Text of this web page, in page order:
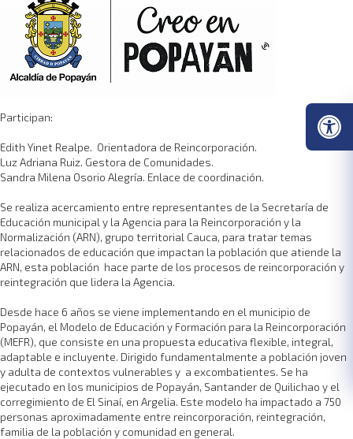
Participan:
Edith Yinet Realpe. Orientadora de Reincorporación.
Luz Adriana Ruiz. Gestora de Comunidades.
Sandra Milena Osorio Alegría. Enlace de coordinación.
Se realiza acercamiento entre representantes de la Secretaría de
Educación municipal y la Agencia para la Reincorporación y la
Normalización (ARN), grupo territorial Cauca, para tratar temas
relacionados de educación que impactan la población que atiende la
ARN, esta población hace parte de los procesos de reincorporación y
reintegración que lidera la Agencia.
Desde hace 6 años se viene implementando en el municipio de
Popayán, el Modelo de Educación y Formación para la Reincorporación
(MEFR), que consiste en una propuesta educativa flexible, integral,
adaptable e incluyente. Dirigido fundamentalmente a población joven
y adulta de contextos vulnerables y a excombatientes. Se ha
ejecutado en los municipios de Popayán, Santander de Quilichao y el
corregimiento de El Sinaí, en Argelia. Este modelo ha impactado a 750
personas aproximadamente entre reincorporación, reintegración,
familia de la población y comunidad en general.